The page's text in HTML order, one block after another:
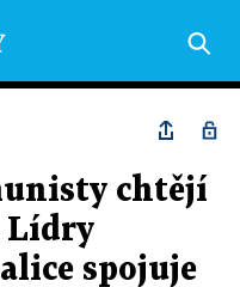
chtějí
Lídry
spojuje